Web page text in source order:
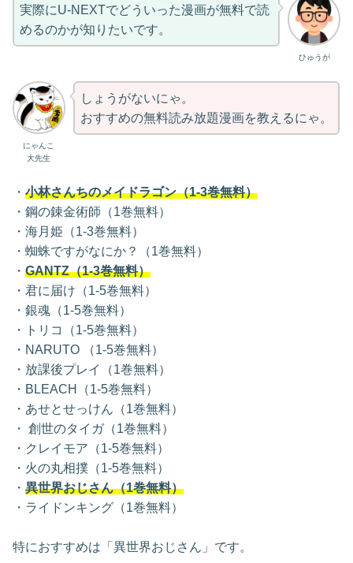
ひゅうが
実際にU-NEXTでどういった漫画が無料で読
めるのかが知りたいです。
にゃんこ
大先生
しょうがないにゃ。
おすすめの無料読み放題漫画を教えるにゃ。
・ 小林さんちのメイドラゴン（1-3巻無料）
・鋼の錬金術師（1巻無料）
・海月姫（1-3巻無料）
・蜘蛛ですがなにか？（1巻無料）
・ GANTZ（1-3巻無料）
・君に届け（1-5巻無料）
・銀魂（1-5巻無料）
・トリコ（1-5巻無料）
・NARUTO （1-5巻無料）
・放課後プレイ（1巻無料）
・BLEACH（1-5巻無料）
・あせとせっけん（1巻無料）
・ 創世のタイガ（1巻無料）
・クレイモア（1-5巻無料）
・火の丸相撲（1-5巻無料）
・ 異世界おじさん（1巻無料）
・ライドンキング（1巻無料）
特におすすめは「異世界おじさん」です。